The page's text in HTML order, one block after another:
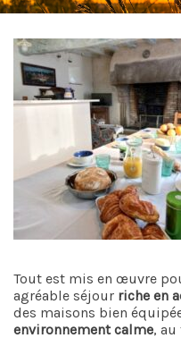
Tout est mis en œuvre
agréable séjour riche en
des maisons bien
environnement calme,